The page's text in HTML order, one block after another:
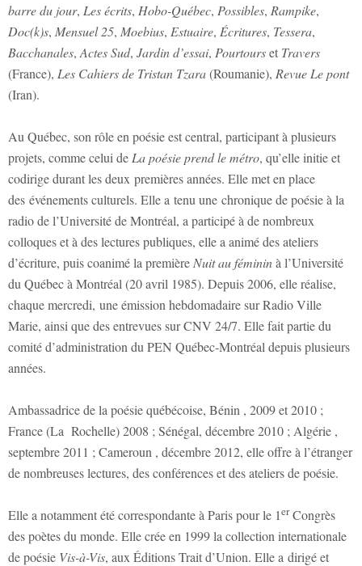
barre du jour, Les écrits, Hobo-Québec, Possibles, Rampike,
Doc(k)s, Mensuel 25, Moebius, Estuaire, Écritures, Tessera,
Bacchanales, Actes Sud, Jardin d’essai, Pourtourset Travers
(France), Les Cahiers de Tristan Tzara(Roumanie), Revue Le pont
(Iran).
Au Québec, son rôle en poésie est central, participant à plusieurs
projets, comme celui de La poésie prend le métro, qu’elle initie et
codirige durant les deux premières années. Elle met en place
des événements culturels. Elle a tenu une chronique de poésie à la
radio de l’Université de Montréal, a participé à de nombreux
colloques et à des lectures publiques, elle a animé des ateliers
d’écriture, puis coanimé la première Nuit au fémininà l’Université
du Québec à Montréal (20 avril 1985). Depuis 2006, elle réalise,
chaque mercredi, une émission hebdomadaire sur Radio Ville
Marie, ainsi que des entrevues sur CNV 24/7. Elle fait partie du
comité d’administration du PEN Québec-Montréal depuis plusieurs
années.
Ambassadrice de la poésie québécoise, Bénin , 2009 et 2010 ;
France (La Rochelle) 2008 ; Sénégal, décembre 2010 ; Algérie ,
septembre 2011 ; Cameroun , décembre 2012, elle offre à l’étranger
de nombreuses lectures, des conférences et des ateliers de poésie.
Elle a notamment été correspondante à Paris pour le 1erCongrès
des poètes du monde. Elle crée en 1999 la collection internationale
de poésie Vis-à-Vis, aux Éditions Trait d’Union. Elle a dirigé et